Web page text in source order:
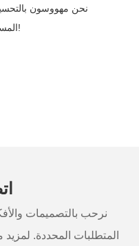
المستمر مع عملائنا. الاستفسار عبر الإنترنت!
نرحب بالتصميمات
المتطلبات المحددة.